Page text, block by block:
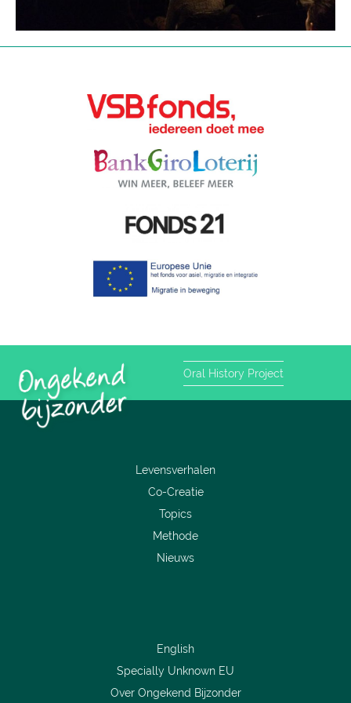
Oral History Project
Levensverhalen
Co-Creatie
Topics
Methode
Nieuws
English
Specially Unknown EU
Over Ongekend Bijzonder